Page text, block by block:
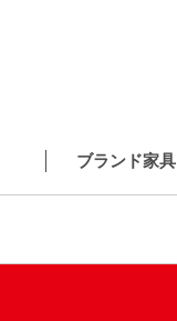
ブランド家具